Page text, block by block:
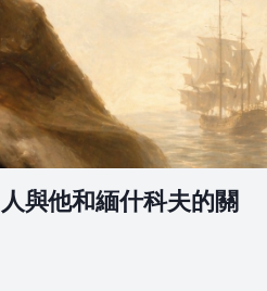
與他和緬什科夫的關